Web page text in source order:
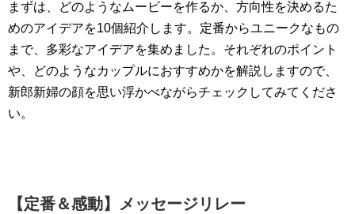
まずは、どのようなムービーを作るか、方向性を決めるた
めのアイデアを10個紹介します。定番からユニークなもの
まで、多彩なアイデアを集めました。それぞれのポイント
や、どのようなカップルにおすすめかを解説しますので、
新郎新婦の顔を思い浮かべながらチェックしてみてくださ
い。
【定番＆感動】メッセージリレー